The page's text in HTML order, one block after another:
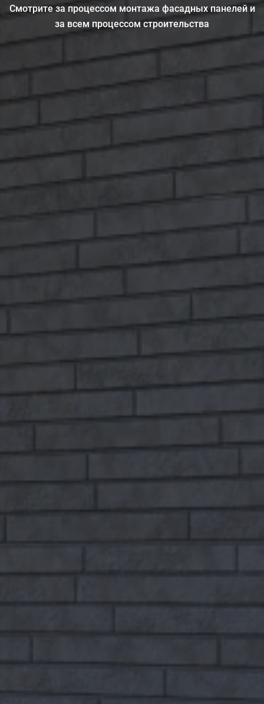
Смотрите за процессом монтажа фасадных панелей и
за всем процессом строительства